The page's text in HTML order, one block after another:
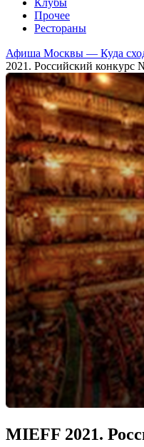
Прочее
Рестораны
Афиша Москвы — Куда
2021. Российский конкурс
MIEFF 2021.